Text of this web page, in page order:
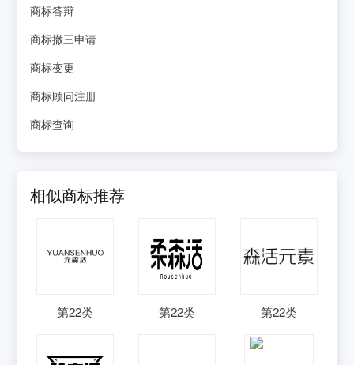
商标答辩
商标撤三申请
商标变更
商标顾问注册
商标查询
相似商标推荐
第22类 第22类 第22类